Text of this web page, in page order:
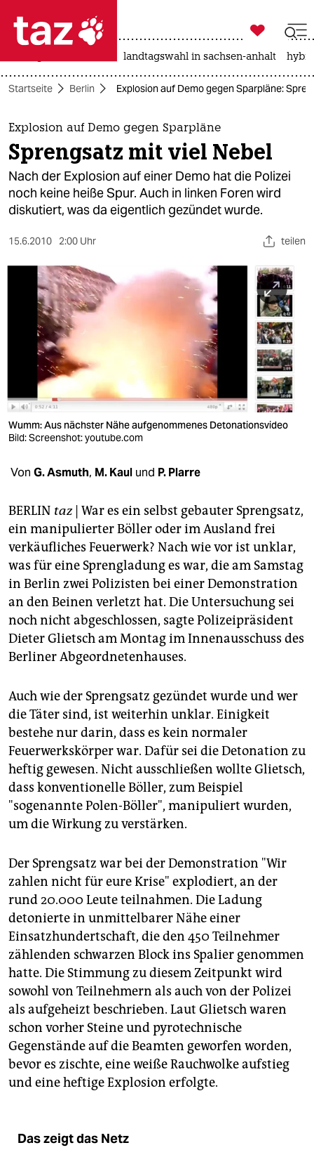
 taz zahl ich
taz zahl ich
themen
politik
öko
sport
berlin
nord
wahrheit
verlag
verlag
veranstaltungen
fragen & hilfe
unterstützen
abo
genossenschaft
epaper login

taz zahl ich
landtagswahl in sachsen-anhalt
Startseite Berlin Explosion auf Demo gegen Sparpläne:
Explosion auf Demo gegen Sparpläne
Sprengsatz mit viel Nebel
Nach der Explosion auf einer Demo hat die Polizei
noch keine heiße Spur. Auch in linken Foren wird
diskutiert, was da eigentlich gezündet wurde.
15.6.2010 2:00 Uhr teilen
Wumm: Aus nächster Nähe aufgenommenes Detonationsvideo
Bild: Screenshot: youtube.com
Von G. Asmuth, M. Kaul und P. Plarre
BERLIN taz| War es ein selbst gebauter Sprengsatz,
ein manipulierter Böller oder im Ausland frei
verkäufliches Feuerwerk? Nach wie vor ist unklar,
was für eine Sprengladung es war, die am Samstag
in Berlin zwei Polizisten bei einer Demonstration
an den Beinen verletzt hat. Die Untersuchung sei
noch nicht abgeschlossen, sagte Polizeipräsident
Dieter Glietsch am Montag im Innenausschuss des
Berliner Abgeordnetenhauses.
Auch wie der Sprengsatz gezündet wurde und wer
die Täter sind, ist weiterhin unklar. Einigkeit
bestehe nur darin, dass es kein normaler
Feuerwerkskörper war. Dafür sei die Detonation zu
heftig gewesen. Nicht ausschließen wollte Glietsch,
dass konventionelle Böller, zum Beispiel
"sogenannte Polen-Böller", manipuliert wurden,
um die Wirkung zu verstärken.
Der Sprengsatz war bei der Demonstration "Wir
zahlen nicht für eure Krise" explodiert, an der
rund 20.000 Leute teilnahmen. Die Ladung
detonierte in unmittelbarer Nähe einer
Einsatzhundertschaft, die den 450 Teilnehmer
zählenden schwarzen Block ins Spalier genommen
hatte. Die Stimmung zu diesem Zeitpunkt wird
sowohl von Teilnehmern als auch von der Polizei
als aufgeheizt beschrieben. Laut Glietsch waren
schon vorher Steine und pyrotechnische
Gegenstände auf die Beamten geworfen worden,
bevor es zischte, eine weiße Rauchwolke aufstieg
und eine heftige Explosion erfolgte.
Das zeigt das Netz